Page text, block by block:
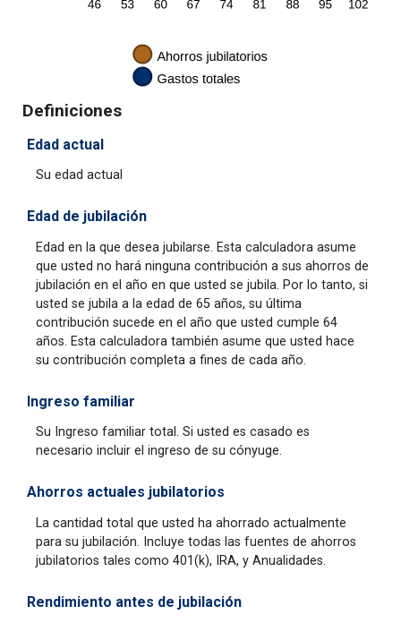
Definiciones
Edad actual
Su edad actual
Edad de jubilación
Edad en la que desea jubilarse. Esta calculadora asume
que usted no hará ninguna contribución a sus ahorros de
jubilación en el año en que usted se jubila. Por lo tanto, si
usted se jubila a la edad de 65 años, su última
contribución sucede en el año que usted cumple 64
años. Esta calculadora también asume que usted hace
su contribución completa a fines de cada año.
Ingreso familiar
Su Ingreso familiar total. Si usted es casado es
necesario incluir el ingreso de su cónyuge.
Ahorros actuales jubilatorios
La cantidad total que usted ha ahorrado actualmente
para su jubilación. Incluye todas las fuentes de ahorros
jubilatorios tales como 401(k), IRA, y Anualidades.
Rendimiento antes de jubilación